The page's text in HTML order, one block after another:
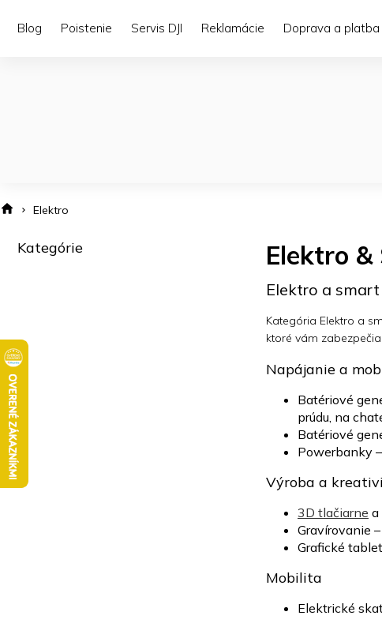
Blog Poistenie Servis DJI Reklamácie Doprava a platba
Elektro
o
a
n
e
l
Preskočiť
Kategórie Elektro
Elektro a
Kategória Elektro a
ktoré vám
Napájanie a
Batériové
prúdu, na
Batériové
Powerbanky
Výroba a
3D tlačiarne a
Gravírovanie
Grafické
Mobilita
Elektrické